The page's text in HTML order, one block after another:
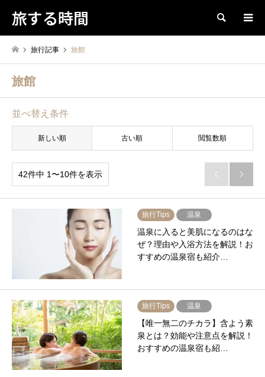
旅する時間 検索
旅行記事 旅館
旅館
並べ替え条件
新しい順 古い順 閲覧数順
42件中 1〜10件を表示  
旅行Tips 温泉
温泉に入ると美肌になるのはな
ぜ？理由や入浴方法を解説！お
すすめの温泉宿も紹介…
旅行Tips 温泉
【唯一無二のチカラ】含よう素
泉とは？効能や注意点を解説！
おすすめの温泉宿も紹…